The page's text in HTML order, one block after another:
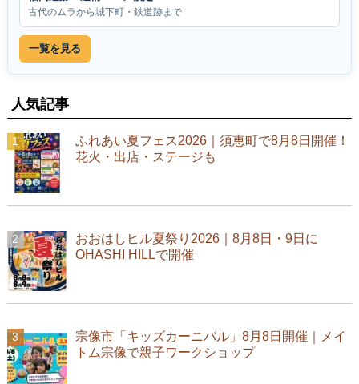
古代のムラから城下町・鉄道跡まで
一覧を見る
人気記事
ふれあい夏フェス2026｜須恵町で8月8日開催！
花火・出店・ステージも
おおはしヒル夏祭り2026｜8月8日・9日に
OHASHI HILLで開催
宗像市「キッズカーニバル」8月8日開催｜メイ
トム宗像で親子ワークショップ